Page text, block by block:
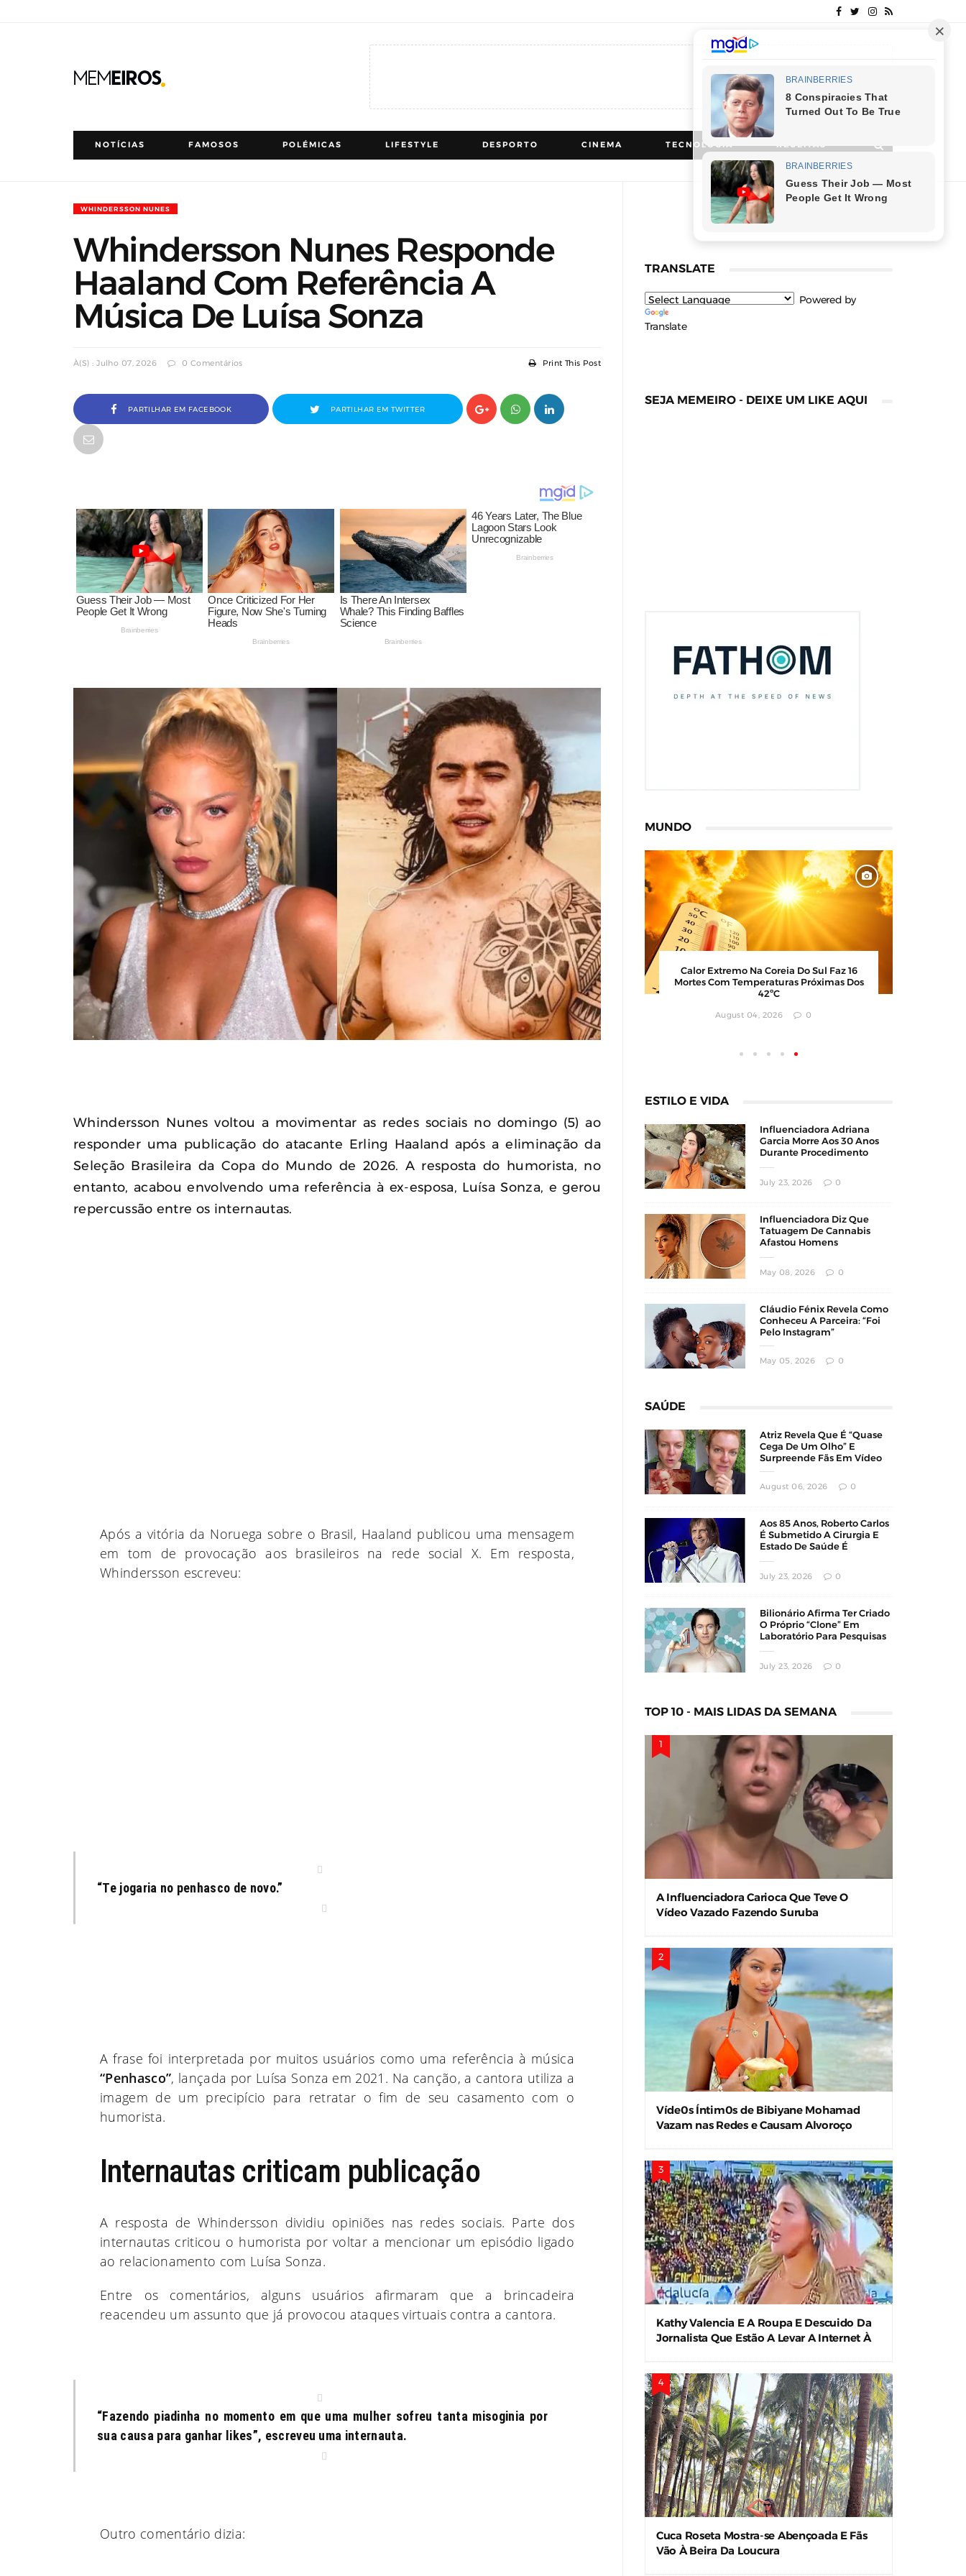
NOTÍCIAS FAMOSOS POLÉMICAS LIFESTYLE DESPORTO CINEMA TECNOLOGIA RECEITAS
WHINDERSSON NUNES
Whindersson Nunes Responde
Haaland Com Referência A
Música De Luísa Sonza
À(s) : Julho 07, 2026 0 Comentários Print This Post
PARTILHAR EM FACEBOOK PARTILHAR EM TWITTER
Whindersson Nunes voltou a movimentar as redes sociais no domingo (5) ao
responder uma publicação do atacante Erling Haaland após a eliminação da
Seleção Brasileira da Copa do Mundo de 2026. A resposta do humorista, no
entanto, acabou envolvendo uma referência à ex-esposa, Luísa Sonza, e gerou
repercussão entre os internautas.
Após a vitória da Noruega sobre o Brasil, Haaland publicou uma mensagem
em tom de provocação aos brasileiros na rede social X. Em resposta,
Whindersson escreveu:
“Te jogaria no penhasco de novo.”
A frase foi interpretada por muitos usuários como uma referência à música
“Penhasco”, lançada por Luísa Sonza em 2021. Na canção, a cantora utiliza a
imagem de um precipício para retratar o fim de seu casamento com o
humorista.
Internautas criticam publicação
A resposta de Whindersson dividiu opiniões nas redes sociais. Parte dos
internautas criticou o humorista por voltar a mencionar um episódio ligado
ao relacionamento com Luísa Sonza.
Entre os comentários, alguns usuários afirmaram que a brincadeira
reacendeu um assunto que já provocou ataques virtuais contra a cantora.
“Fazendo piadinha no momento em que uma mulher sofreu tanta misoginia por
sua causa para ganhar likes”, escreveu uma internauta.
Outro comentário dizia:
TRANSLATE
Powered by
Translate
SEJA MEMEIRO - DEIXE UM LIKE AQUI
MUNDO
Calor Extremo Na Coreia Do Sul Faz 16
Mortes Com Temperaturas Próximas Dos
42ºC
August 04, 2026 0
Polícia Investiga Morte De Modelo
Encontrada Em Mala Após Viagem Pela
Europa
August 04, 2026
ESTILO E VIDA
Influenciadora Adriana
Garcia Morre Aos 30 Anos
Durante Procedimento
July 23, 2026 0
Influenciadora Diz Que
Tatuagem De Cannabis
Afastou Homens
May 08, 2026 0
Cláudio Fénix Revela Como
Conheceu A Parceira: “Foi
Pelo Instagram”
May 05, 2026 0
SAÚDE
Atriz Revela Que É “Quase
Cega De Um Olho” E
Surpreende Fãs Em Vídeo
August 06, 2026 0
Aos 85 Anos, Roberto Carlos
É Submetido A Cirurgia E
Estado De Saúde É
July 23, 2026 0
Bilionário Afirma Ter Criado
O Próprio “Clone” Em
Laboratório Para Pesquisas
July 23, 2026 0
TOP 10 - MAIS LIDAS DA SEMANA
A Influenciadora Carioca Que Teve O
Vídeo Vazado Fazendo Suruba
Víde0s Íntim0s de Bibiyane Mohamad
Vazam nas Redes e Causam Alvoroço
Kathy Valencia E A Roupa E Descuido Da
Jornalista Que Estão A Levar A Internet À
Cuca Roseta Mostra-se Abençoada E Fãs
Vão À Beira Da Loucura